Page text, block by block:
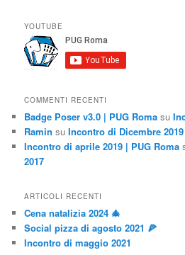
YOUTUBE
COMMENTI RECENTI
Badge Poser v3.0 | PUG Roma su
Ramin suIncontro di Dicembre 2019
Incontro di aprile 2019 | PUG Roma
2017
ARTICOLI RECENTI
Cena natalizia 2024 🎄
Social pizza di agosto 2021 🍕
Incontro di maggio 2021